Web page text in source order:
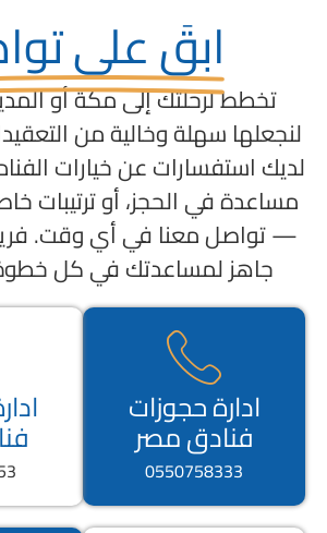
ابقَ على
تخطط لرحلتك إلى مكة أو
لنجعلها سهلة وخالية من
لديك استفسارات عن خيارات
مساعدة في الحجز، أو ترتيبات
— تواصل معنا في أي وقت.
جاهز لمساعدتك في كل
ادارة حجوزات
فنادق مصر
0550758333